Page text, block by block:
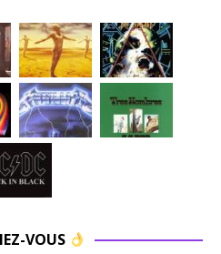
VOUS